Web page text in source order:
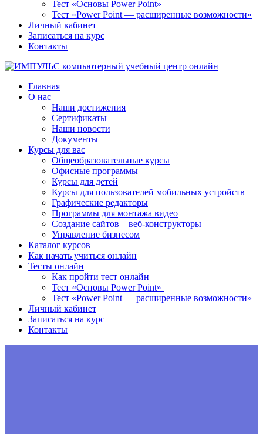
Тест «Основы Power Point»
Тест «Power Point — расширенные возможности»
Личный кабинет
Записаться на курс
Контакты
Главная
О нас
Наши достижения
Сертификаты
Наши новости
Документы
Курсы для вас
Общеобразовательные курсы
Офисные программы
Курсы для детей
Курсы для пользователей мобильных устройств
Графические редакторы
Программы для монтажа видео
Создание сайтов – веб-конструкторы
Управление бизнесом
Каталог курсов
Как начать учиться онлайн
Тесты онлайн
Как пройти тест онлайн
Тест «Основы Power Point»
Тест «Power Point — расширенные возможности»
Личный кабинет
Записаться на курс
Контакты